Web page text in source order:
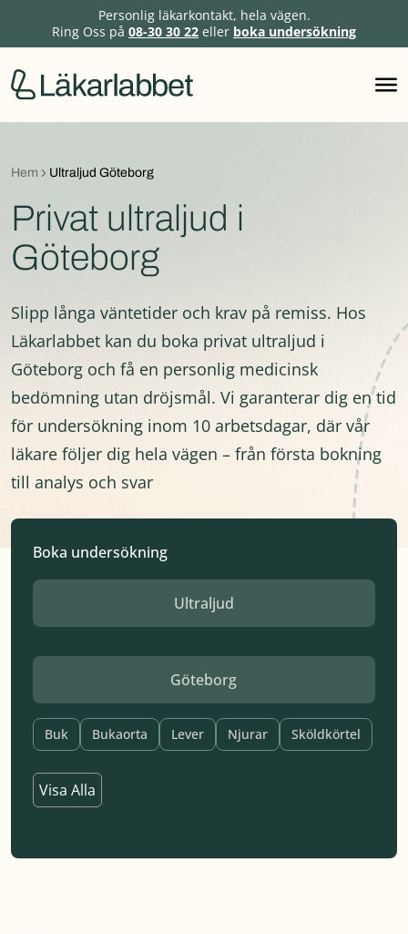
till
innehåll
Personlig läkarkontakt, hela vägen.
Ring Oss på 08-30 30 22 eller boka undersökning
Hem Ultraljud Göteborg
Privat ultraljud i
Göteborg
Slipp långa väntetider och krav på remiss. Hos
Läkarlabbet kan du boka privat ultraljud i
Göteborg och få en personlig medicinsk
bedömning utan dröjsmål. Vi garanterar dig en tid
för undersökning inom 10 arbetsdagar, där vår
läkare följer dig hela vägen – från första bokning
till analys och svar
Boka undersökning
Parent
Location
Buk
Bukaorta Lever Njurar
Sköldkörtel
Visa Alla